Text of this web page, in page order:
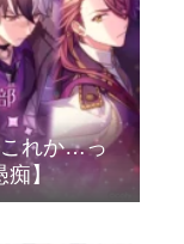
これか…っ
】